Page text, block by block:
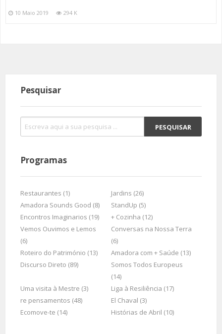
10 Maio 2019 294 K
Pesquisar
Programas
Restaurantes (1)
Jardins (26)
Amadora Sounds Good (8)
StandUp (5)
Encontros Imaginarios (19)
+ Cozinha (12)
Vemos Ouvimos e Lemos
(6)
Conversas na Nossa Terra
(6)
Roteiro do Património (13)
Amadora com + Saúde (13)
Discurso Direto (89)
Somos Todos Europeus
(14)
Uma visita à Mestre (3)
Liga à Resiliência (17)
re pensamentos (48)
El Chaval (3)
Ecomove-te (14)
Histórias de Abril (10)